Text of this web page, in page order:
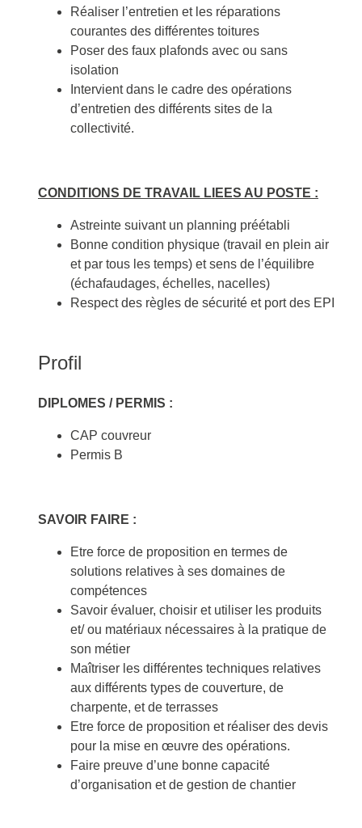
Réaliser l’entretien et les réparations
courantes des différentes toitures
Poser des faux plafonds avec ou sans
isolation
Intervient dans le cadre des opérations
d’entretien des différents sites de la
collectivité.
CONDITIONS DE TRAVAIL LIEES AU POSTE :
Astreinte suivant un planning préétabli
Bonne condition physique (travail en plein air
et par tous les temps) et sens de l’équilibre
(échafaudages, échelles, nacelles)
Respect des règles de sécurité et port des EPI
Profil
DIPLOMES / PERMIS :
CAP couvreur
Permis B
SAVOIR FAIRE :
Etre force de proposition en termes de
solutions relatives à ses domaines de
compétences
Savoir évaluer, choisir et utiliser les produits
et/ ou matériaux nécessaires à la pratique de
son métier
Maîtriser les différentes techniques relatives
aux différents types de couverture, de
charpente, et de terrasses
Etre force de proposition et réaliser des devis
pour la mise en œuvre des opérations.
Faire preuve d’une bonne capacité
d’organisation et de gestion de chantier